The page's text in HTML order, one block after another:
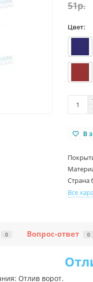
51р.
Цвет:
В
Страна
Все
0 Вопрос-ответ 0
Отлив ворот.